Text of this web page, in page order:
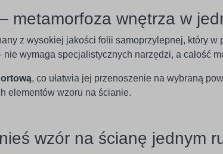
metamorfoza wnętrza w
z wysokiej jakości folii samoprzylepnej, który w
wymaga specjalistycznych narzędzi, a całość
, co ułatwia jej przenoszenie na wybraną
elementów wzoru na ścianie.
wzór na ścianę jednym